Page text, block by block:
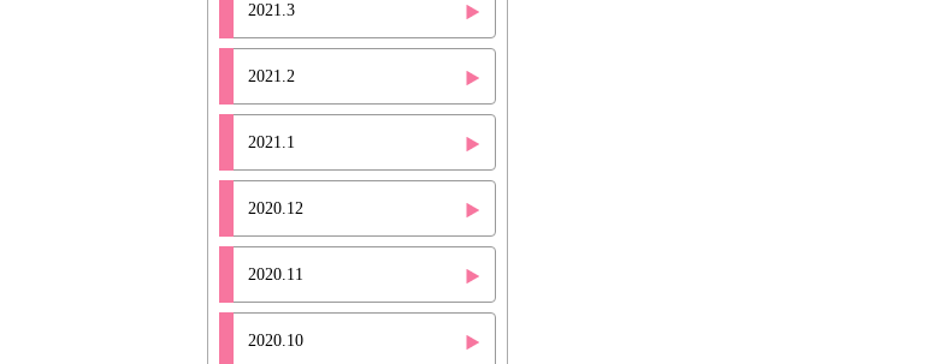
2021.3
2021.2
2021.1
2020.12
2020.11
2020.10